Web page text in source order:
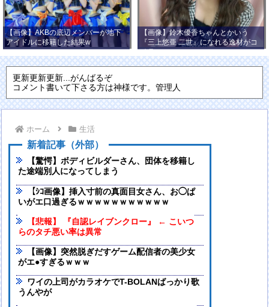
【画像】AKBの底辺メンバーが地下
アイドルに移籍した結果w
【画像】鈴木優香ちゃんとかいう
『三上悠亜 二世』になれる逸材がコ
チラ
更新更新更新...がんばるぞ
コメント書いて下さる方は神様です。管理人
ホーム 生活
新着記事（外部）
【驚愕】ボディビルダーさん、団体を移籍し
た途端別人になってしまう
【ｼｺ画像】挿入寸前の真面目女さん、お◯ぱ
いがエ口過ぎるｗｗｗｗｗｗｗｗｗｗｗ
【悲報】 『自認レイブンクロー』 ← こいつ
らのタチ悪い率は異常
【画像】突然脱ぎだすゲーム配信者の美少女
がエ●すぎるｗｗｗ
ワイの上司がカラオケでT-BOLANばっかり歌
うんやが